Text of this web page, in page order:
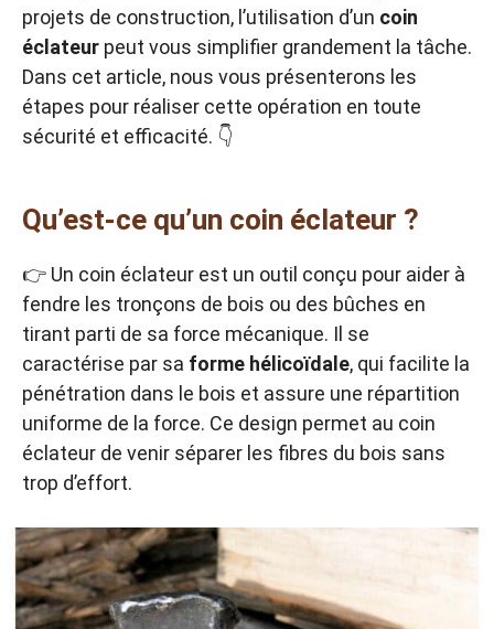
projets de construction, l’utilisation d’un coin
éclateur peut vous simplifier grandement la tâche.
Dans cet article, nous vous présenterons les
étapes pour réaliser cette opération en toute
sécurité et efficacité. 👇
Qu’est-ce qu’un coin éclateur ?
👉 Un coin éclateur est un outil conçu pour aider à
fendre les tronçons de bois ou des bûches en
tirant parti de sa force mécanique. Il se
caractérise par sa forme hélicoïdale, qui facilite la
pénétration dans le bois et assure une répartition
uniforme de la force. Ce design permet au coin
éclateur de venir séparer les fibres du bois sans
trop d’effort.